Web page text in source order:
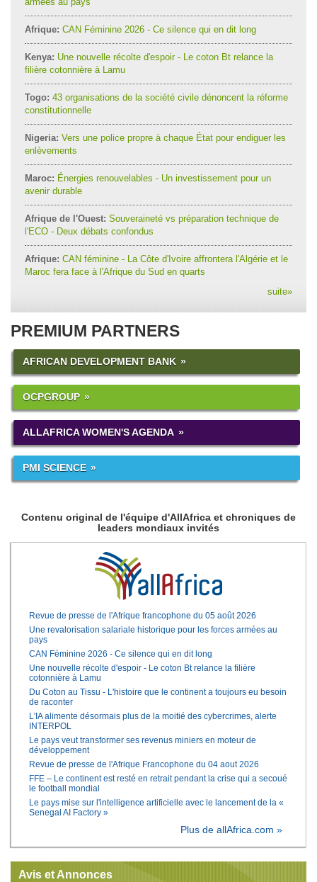
Afrique: CAN Féminine 2026 - Ce silence qui en dit long
Kenya: Une nouvelle récolte d'espoir - Le coton Bt relance la
filière cotonnière à Lamu
Togo: 43 organisations de la société civile dénoncent la réforme
constitutionnelle
Nigeria: Vers une police propre à chaque État pour endiguer les
enlèvements
Maroc: Énergies renouvelables - Un investissement pour un
avenir durable
Afrique de l'Ouest: Souveraineté vs préparation technique de
l'ECO - Deux débats confondus
Afrique: CAN féminine - La Côte d'Ivoire affrontera l'Algérie et le
Maroc fera face à l'Afrique du Sud en quarts
suite»
PREMIUM PARTNERS
AFRICAN DEVELOPMENT BANK
OCPGROUP
ALLAFRICA WOMEN'S AGENDA
PMI SCIENCE
Contenu original de l'équipe d'AllAfrica et chroniques de
leaders mondiaux invités
Revue de presse de l'Afrique francophone du 05 août 2026
Une revalorisation salariale historique pour les forces armées au
pays
CAN Féminine 2026 - Ce silence qui en dit long
Une nouvelle récolte d'espoir - Le coton Bt relance la filière
cotonnière à Lamu
Du Coton au Tissu - L'histoire que le continent a toujours eu besoin
de raconter
L'IA alimente désormais plus de la moitié des cybercrimes, alerte
INTERPOL
Le pays veut transformer ses revenus miniers en moteur de
développement
Revue de presse de l'Afrique Francophone du 04 aout 2026
FFE – Le continent est resté en retrait pendant la crise qui a secoué
le football mondial
Le pays mise sur l'intelligence artificielle avec le lancement de la «
Senegal AI Factory »
Plus de allAfrica.com »
Avis et Annonces